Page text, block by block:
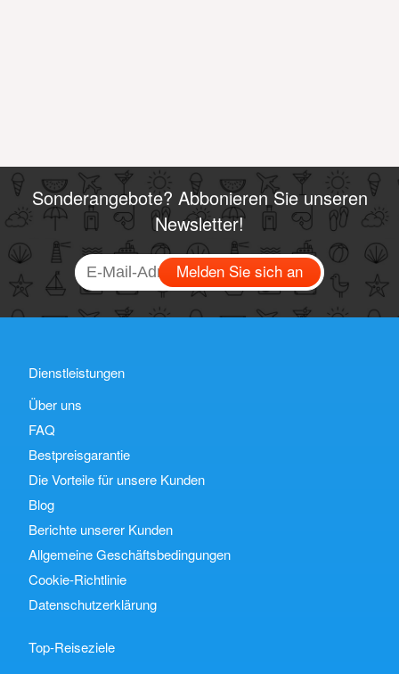
Sonderangebote? Abbonieren Sie unseren
Newsletter!
Melden Sie sich an
Dienstleistungen
Über uns
FAQ
Bestpreisgarantie
Die Vorteile für unsere Kunden
Blog
Berichte unserer Kunden
Allgemeine Geschäftsbedingungen
Cookie-Richtlinie
Datenschutzerklärung
Top-Reiseziele